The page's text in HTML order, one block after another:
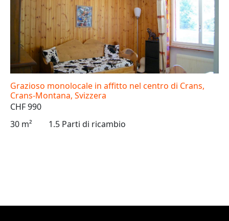
Grazioso monolocale in affitto nel centro di Crans,
Crans-Montana, Svizzera
CHF 990
30 m²
1.5 Parti di ricambio